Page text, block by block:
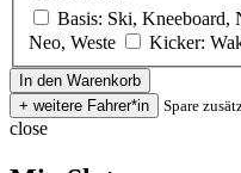
Basis: Ski, Kneeboard,
Neo, Weste
Kicker:
Spare
close